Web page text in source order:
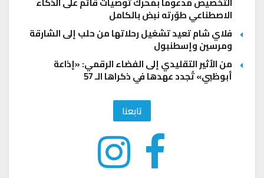
الاصطناعي طوّرته نبض بالكامل
فلاي شام تعيد تشغيل رحلاتها من حلب إلى الشارقة
ومرسين وإسطنبول
من الأثير التقليدي إلى الفضاء الرقمي: «إذاعة
أبوظبي» تُجدد عهدها في ذكراها الـ 57
تابعنا